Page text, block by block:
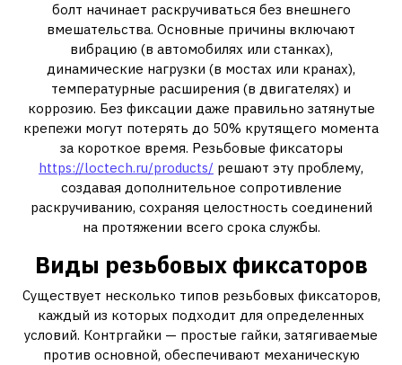
болт начинает раскручиваться без внешнего
вмешательства. Основные причины включают
вибрацию (в автомобилях или станках),
динамические нагрузки (в мостах или кранах),
температурные расширения (в двигателях) и
коррозию. Без фиксации даже правильно затянутые
крепежи могут потерять до 50% крутящего момента
за короткое время. Резьбовые фиксаторы
https://loctech.ru/products/ решают эту проблему,
создавая дополнительное сопротивление
раскручиванию, сохраняя целостность соединений
на протяжении всего срока службы.
Виды резьбовых фиксаторов
Существует несколько типов резьбовых фиксаторов,
каждый из которых подходит для определенных
условий. Контргайки — простые гайки, затягиваемые
против основной, обеспечивают механическую